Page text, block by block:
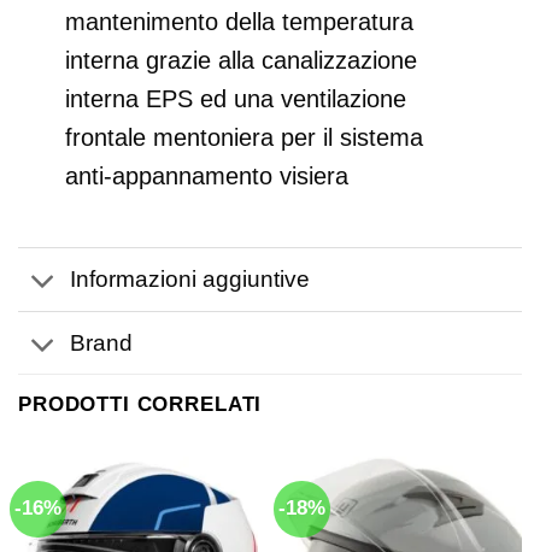
mantenimento della temperatura
interna grazie alla canalizzazione
interna EPS ed una ventilazione
frontale mentoniera per il sistema
anti-appannamento visiera
Informazioni aggiuntive
Brand
PRODOTTI CORRELATI
-16% -18%